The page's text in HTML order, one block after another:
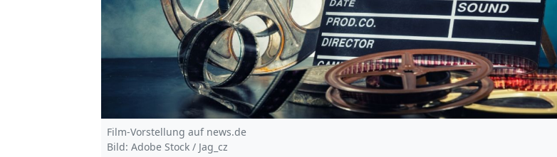
Film-Vorstellung auf news.de
Bild: Adobe Stock / Jag_cz